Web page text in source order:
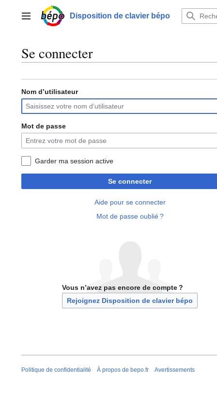
contenuMenu principalDisposition de clavier bépo
Se connecter
Nom d’utilisateur
Mot de passe
Garder ma session active
Se connecter
Aide pour se connecter
Mot de passe oublié ?
Vous n’avez pas encore de compte ?
Rejoignez Disposition de clavier bépo
Politique de confidentialité À propos de bepo.fr Avertissements